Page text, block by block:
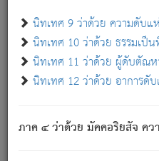
นิทเทศ 9 ว่าด้วย ความดับแ
นิทเทศ 10 ว่าด้วย ธรรมเป็
นิทเทศ 11 ว่าด้วย ผู้ดับตัณ
นิทเทศ 12 ว่าด้วย อาการดั
ภาค ๔ ว่าด้วย มัคคอริยสัจ คว
- อุ.ขุ. ๒๕/๑๒๑/๘๔.
(ข้อความนี้ เป็นพระพุทธอุท
เป็นที่ตรัสรู้ เมื่อตรัสรู้แล้วได้ 7